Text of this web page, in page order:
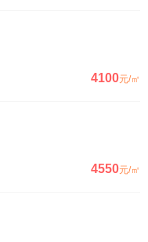
4100元/㎡
4550元/㎡